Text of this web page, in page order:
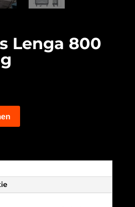
Lenga 800